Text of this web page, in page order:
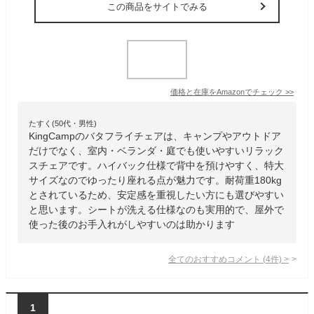
この商品をサイトでみる
価格と在庫をAmazonでチェック >>
たすく(50代・男性)
KingCampのバタフライチェアは、キャンプやアウトドア
だけでなく、室内・ベランダ・庭でも使いやすいリラック
スチェアです。ハイバック仕様で背中を預けやすく、特大
サイズなのでゆったり座れる点が魅力です。耐荷重180kg
とされているため、安定感を重視したい方にも選びやすい
と思います。シートが洗える仕様なのも実用的で、屋外で
使った後のお手入れがしやすいのは助かります
全てのおすすめコメント (4件) >
1